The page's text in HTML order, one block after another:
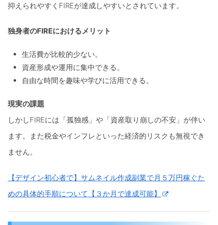
抑えられやすくFIREが達成しやすいとされています。
独身者のFIREにおけるメリット
生活費が比較的少ない。
資産形成や運用に集中できる。
自由な時間を趣味や学びに活用できる。
現実の課題
しかしFIREには「孤独感」や「資産取り崩しの不安」が伴い
ます。また税金やインフレといった経済的リスクも無視でき
ません。
【デザイン初心者で】サムネイル作成副業で月５万円稼ぐた
めの具体的手順について【３か月で達成可能】